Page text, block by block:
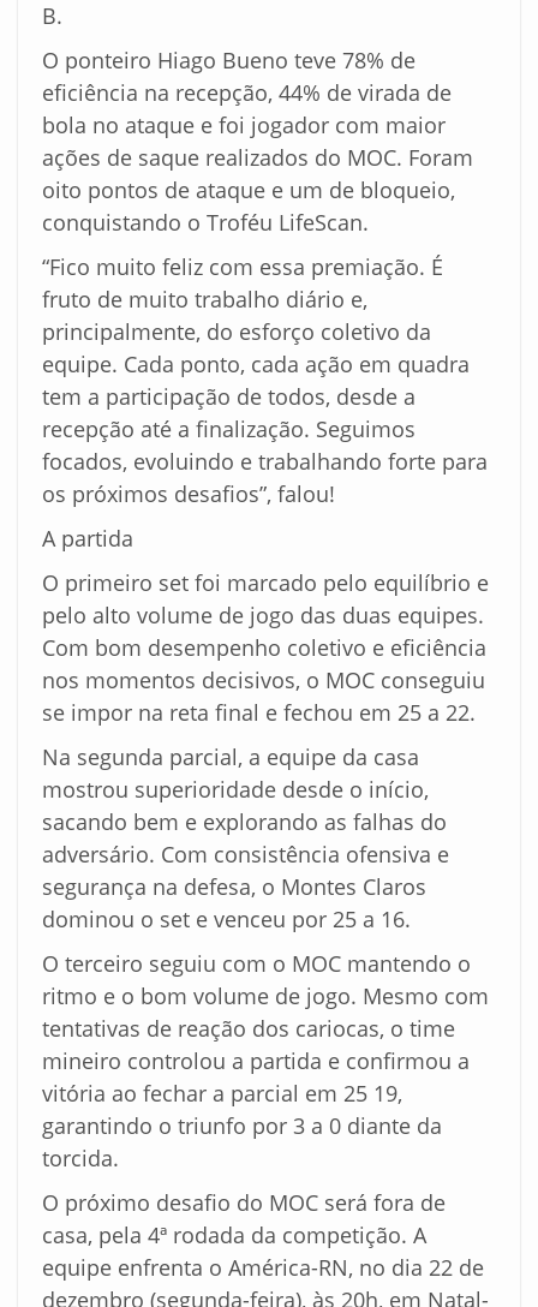
B.
O ponteiro Hiago Bueno teve 78% de
eficiência na recepção, 44% de virada de
bola no ataque e foi jogador com maior
ações de saque realizados do MOC. Foram
oito pontos de ataque e um de bloqueio,
conquistando o Troféu LifeScan.
“Fico muito feliz com essa premiação. É
fruto de muito trabalho diário e,
principalmente, do esforço coletivo da
equipe. Cada ponto, cada ação em quadra
tem a participação de todos, desde a
recepção até a finalização. Seguimos
focados, evoluindo e trabalhando forte para
os próximos desafios”, falou!
A partida
O primeiro set foi marcado pelo equilíbrio e
pelo alto volume de jogo das duas equipes.
Com bom desempenho coletivo e eficiência
nos momentos decisivos, o MOC conseguiu
se impor na reta final e fechou em 25 a 22.
Na segunda parcial, a equipe da casa
mostrou superioridade desde o início,
sacando bem e explorando as falhas do
adversário. Com consistência ofensiva e
segurança na defesa, o Montes Claros
dominou o set e venceu por 25 a 16.
O terceiro seguiu com o MOC mantendo o
ritmo e o bom volume de jogo. Mesmo com
tentativas de reação dos cariocas, o time
mineiro controlou a partida e confirmou a
vitória ao fechar a parcial em 25 19,
garantindo o triunfo por 3 a 0 diante da
torcida.
O próximo desafio do MOC será fora de
casa, pela 4ª rodada da competição. A
equipe enfrenta o América-RN, no dia 22 de
dezembro (segunda-feira), às 20h, em Natal-